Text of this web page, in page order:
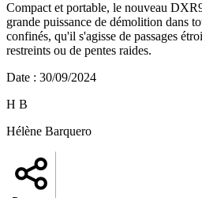
Compact et portable, le nouveau
grande puissance de démolition dans
confinés, qu'il s'agisse de passages
restreints ou de pentes raides.
Date : 30/09/2024
H B
Hélène Barquero